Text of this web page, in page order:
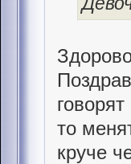
говорят
то
круче